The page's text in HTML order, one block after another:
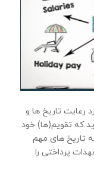
تاریخ ها و
که تقویم(ها) خود
تاریخ های مهم
پرداختی را